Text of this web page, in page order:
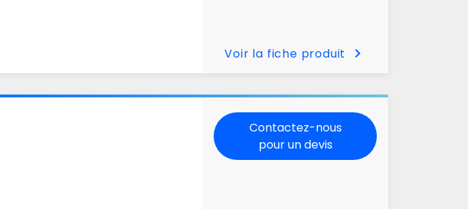
Voir la fiche produit chevron_right
Contactez-nous
pour un devis